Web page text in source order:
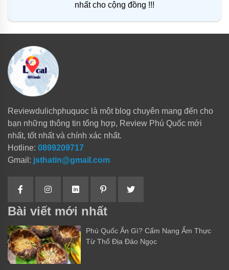
nhất cho cộng đồng !!!
Reviewdulichphuquoc là một blog chuyên mang đến cho
bạn những thông tin tổng hợp, Review Phú Quốc mới
nhất, tốt nhất và chính xác nhất.
Hotline: 0899209717
Gmail: jsthatin@gmail.com
Bài viết mới nhất
Phú Quốc Ăn Gì? Cẩm Nang Ẩm Thực
Từ Thổ Địa Đảo Ngọc